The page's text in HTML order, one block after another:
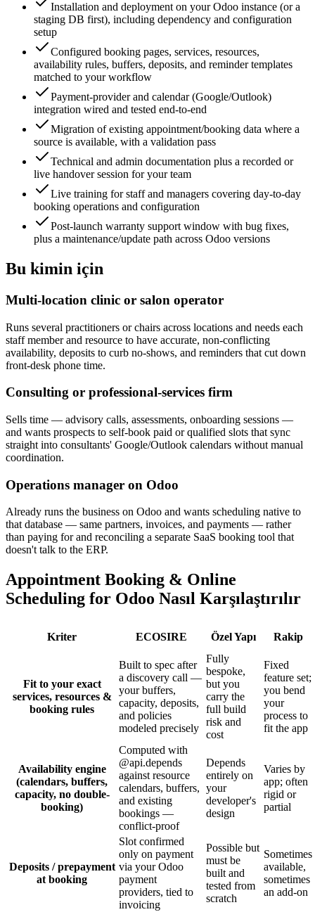
Installation and deployment on your Odoo instance (or a
staging DB first), including dependency and configuration
setup
Configured booking pages, services, resources,
availability rules, buffers, deposits, and reminder templates
matched to your workflow
Payment-provider and calendar (Google/Outlook)
integration wired and tested end-to-end
Migration of existing appointment/booking data where a
source is available, with a validation pass
Technical and admin documentation plus a recorded or
live handover session for your team
Live training for staff and managers covering day-to-day
booking operations and configuration
Post-launch warranty support window with bug fixes,
plus a maintenance/update path across Odoo versions
Bu kimin için
Multi-location clinic or salon operator
Runs several practitioners or chairs across locations and needs each
staff member and resource to have accurate, non-conflicting
availability, deposits to curb no-shows, and reminders that cut down
front-desk phone time.
Consulting or professional-services firm
Sells time — advisory calls, assessments, onboarding sessions —
and wants prospects to self-book paid or qualified slots that sync
straight into consultants' Google/Outlook calendars without manual
coordination.
Operations manager on Odoo
Already runs the business on Odoo and wants scheduling native to
that database — same partners, invoices, and payments — rather
than paying for and reconciling a separate SaaS booking tool that
doesn't talk to the ERP.
Appointment Booking & Online
Scheduling for Odoo Nasıl Karşılaştırılır
Kriter ECOSIRE Özel Yapı Rakip
Fit to your exact
services, resources &
booking rules
Built to spec after
a discovery call —
your buffers,
capacity, deposits,
and policies
modeled precisely
Fully
bespoke,
but you
carry the
full build
risk and
cost
Fixed
feature set;
you bend
your
process to
fit the app
Availability engine
(calendars, buffers,
capacity, no double-
booking)
Computed with
@api.depends
against resource
calendars, buffers,
and existing
bookings —
conflict-proof
Depends
entirely on
your
developer's
design
Varies by
app; often
rigid or
partial
Deposits / prepayment
at booking
Slot confirmed
only on payment
via your Odoo
payment
providers, tied to
invoicing
Possible but
must be
built and
tested from
scratch
Sometimes
available,
sometimes
an add-on